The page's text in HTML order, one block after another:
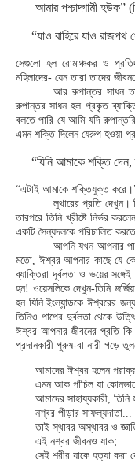
আমার পশ্চাদ্গামী
“যাও বাহিরে যাও
সেগুলো হল রোমাঞ্চকর ও
মহিলাদের- যেন তারা তাদের
আর রুপান্তর সাধন
রুপান্তর সাধন হল প্রকৃত
বলতে পারি যে আমি যদি
এমন শক্তি দিলেন যেরুপ হওয়া
“যিনি আমাকে শক্তি
“এটাই আমাকে শক্তিযুক্ত
লুথারের প্রতি দেখুন।
তারপরে তিনি খ্রীষ্টে নির্ভর
একটি সৈন্যদলকে পরিচালিত
আপনি যখন আপনার
মতো, ঈশ্বর আপনার কাছে যে কে
ব্যাক্তিরা দূর্বলতা ও ভয়ের
হন! ওয়েসলিকে দেখুন-তিনি
হন যিনি ইংল্যান্ডকে ঈশ্বরের
তিনিও পাপের দুর্বলতা থেকে
ঈশ্বর আপনার জীবনের প্রতি কি
প্রদানকারী পুরুষ-বা নারী গড়ে
আমাদের ঈশ্বর হলেন
এমন আক পাঁচিল যা
আমাদের সাহায্যকারী,
নশ্বর পীড়ার সাফল্যদাতা...
তাই স্থাবর অস্থাবর ও
এই নশ্বর জীবনও যাক;
সেই শরীর যাকে হত্যা করা